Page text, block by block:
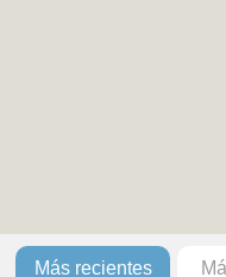
Más recientes